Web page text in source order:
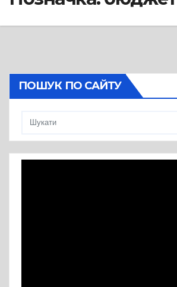
ПОШУК ПО САЙТУ